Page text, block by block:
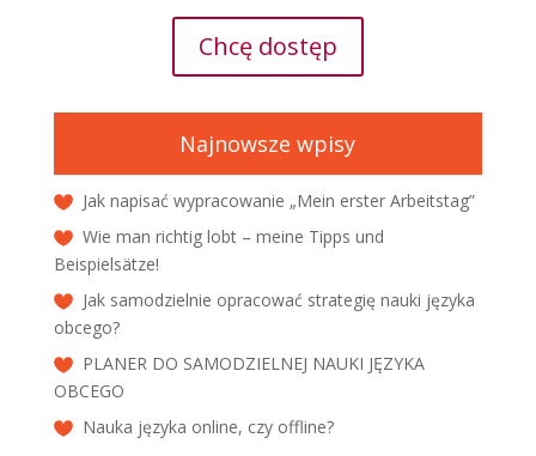
Chcę dostęp
Najnowsze wpisy
Jak napisać wypracowanie „Mein erster Arbeitstag”
Wie man richtig lobt – meine Tipps und
Beispielsätze!
Jak samodzielnie opracować strategię nauki języka
obcego?
PLANER DO SAMODZIELNEJ NAUKI JĘZYKA
OBCEGO
Nauka języka online, czy offline?